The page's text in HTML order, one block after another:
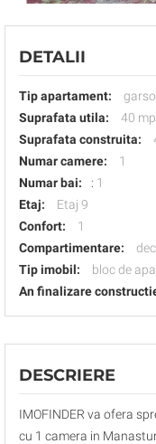
DETALII
Tip apartament:
Suprafata utila:
40 mp
Suprafata construita:
Numar camere:
1
Numar bai:
: 1
Etaj:
Etaj 9
Confort:
1
Compartimentare:
Tip imobil:
bloc de
An finalizare
DESCRIERE
IMOFINDER va ofera
cu 1 camera in